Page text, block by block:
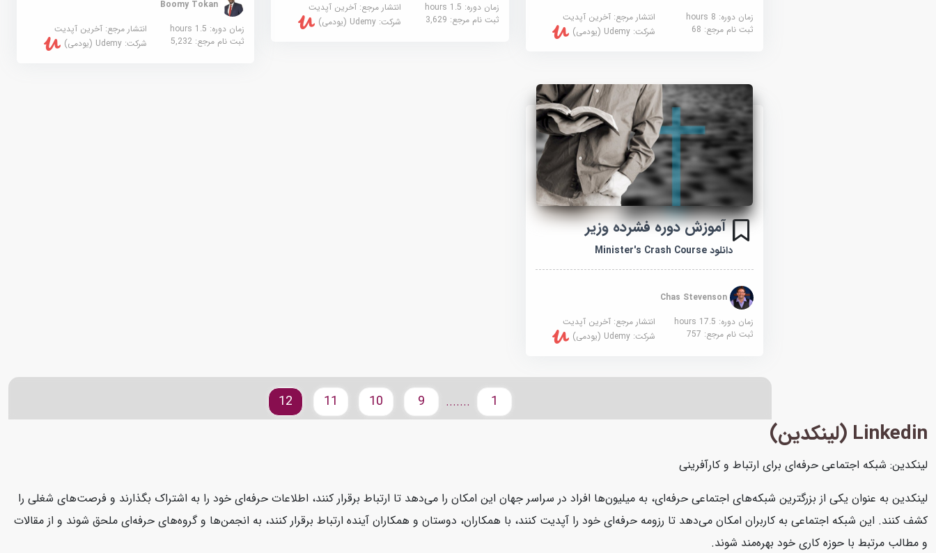
زمان دوره: 8 hours انتشار مرجع: آخرین آپدیت
ثبت نام مرجع: 68 شرکت: Udemy (یودمی)
زمان دوره: 1.5 hours
انتشار مرجع: آخرین آپدیت
ثبت نام مرجع: 3,629 شرکت: Udemy (یودمی)
زمان دوره: 1.5 hours
انتشار مرجع:آخرین آپدیت
ثبت نام مرجع: 5,232 شرکت:Udemy (یودمی)
آموزش دوره فشرده وزیر
دانلود Minister's Crash Course
زمان دوره: 17.5 hours
انتشار مرجع: آخرین آپدیت
ثبت نام مرجع: 757 شرکت: Udemy (یودمی)
1
.......
9
10
11
12
Linkedin (لینکدین)
لینکدین: شبکه اجتماعی حرفه‌ای برای ارتباط و کارآفرینی
لینکدین به عنوان یکی از بزرگترین شبکه‌های اجتماعی حرفه‌ای، به میلیون‌ها افراد در سراسر جهان این امکان را می‌دهد تا ارتباط برقرار کنند، اطلاعات حرفه‌ای خود را به اشتراک بگذارند و فرصت‌های شغلی را
کشف کنند. این شبکه اجتماعی به کاربران امکان می‌دهد تا رزومه حرفه‌ای خود را آپدیت کنند، با همکاران، دوستان و همکاران آینده ارتباط برقرار کنند، به انجمن‌ها و گروه‌های حرفه‌ای ملحق شوند و از مقالات
و مطالب مرتبط با حوزه کاری خود بهره‌مند شوند.